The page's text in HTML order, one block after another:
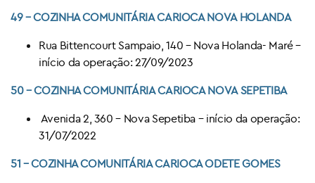
49 – COZINHA COMUNITÁRIA CARIOCANOVA HOLANDA
Rua Bittencourt Sampaio, 140 – Nova Holanda- Maré –
início da operação: 27/09/2023
50 – COZINHA COMUNITÁRIA CARIOCA NOVA SEPETIBA
Avenida 2, 360 – Nova Sepetiba – início da operação:
31/07/2022
51 – COZINHA COMUNITÁRIA CARIOCAODETE GOMES